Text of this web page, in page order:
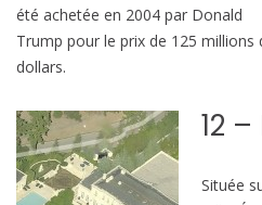
été achetée en 2004 par Donald
Trump pour le prix de 125 millions
dollars.
12
Située